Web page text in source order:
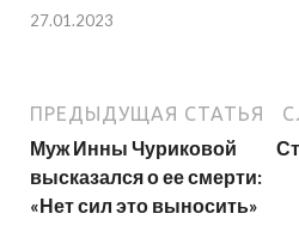
27.01.2023
ПРЕДЫДУЩАЯ СТАТЬЯ
Муж Инны Чуриковой
высказался о ее смерти:
«Нет сил это выносить»